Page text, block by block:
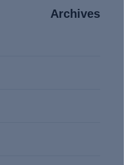
Archives